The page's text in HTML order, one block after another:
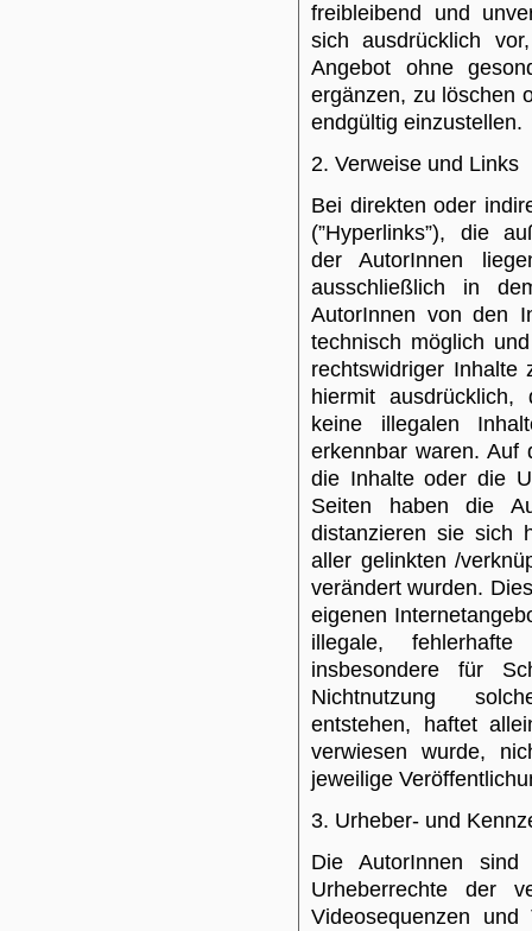
freibleibend und
sich ausdrücklich
Angebot ohne
ergänzen, zu löschen
endgültig einzustellen.
2. Verweise und Links
Bei direkten oder
(”Hyperlinks”), die
der AutorInnen
ausschließlich in
AutorInnen von den
technisch möglich
rechtswidriger Inhalte
hiermit
keine illegalen
erkennbar waren. Auf
die Inhalte oder die
Seiten haben die
distanzieren sie sich
aller gelinkten /
verändert wurden.
eigenen
illegale,
insbesondere für
Nichtnutzung
entstehen, haftet
verwiesen wurde,
jeweilige
3. Urheber- und
Die AutorInnen
Urheberrechte der
Videosequenzen